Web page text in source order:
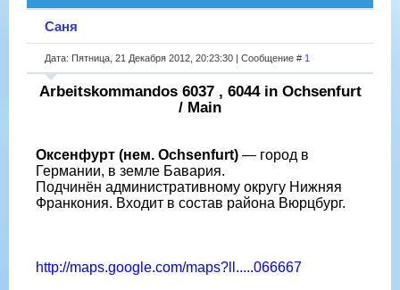
Саня
Дата: Пятница, 21 Декабря 2012, 20:23:30 | Сообщение # 1
Arbeitskommandos 6037 , 6044 in Ochsenfurt
/ Main
Оксенфурт (нем. Ochsenfurt) — город в
Германии, в земле Бавария.
Подчинён административному округу Нижняя
Франкония. Входит в состав района Вюрцбург.
http://maps.google.com/maps?ll.....066667